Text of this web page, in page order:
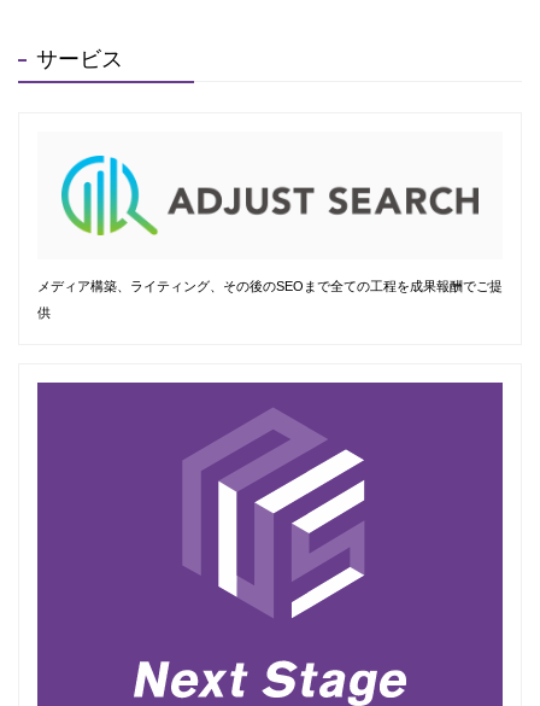
サービス
メディア構築、ライティング、その後のSEOまで全ての工程を成果報酬でご提
供